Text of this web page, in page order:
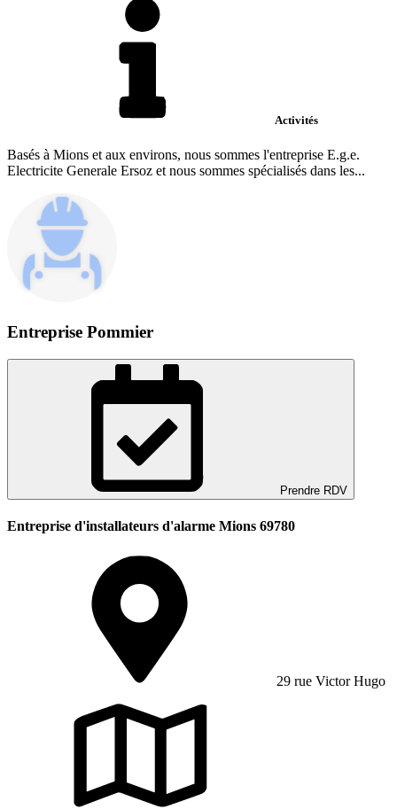
Activités
Basés à Mions et aux environs, nous sommes l'entreprise E.g.e.
Electricite Generale Ersoz et nous sommes spécialisés dans les...
Entreprise Pommier
Prendre RDV
Entreprise d'installateurs d'alarme Mions 69780
29 rue Victor Hugo